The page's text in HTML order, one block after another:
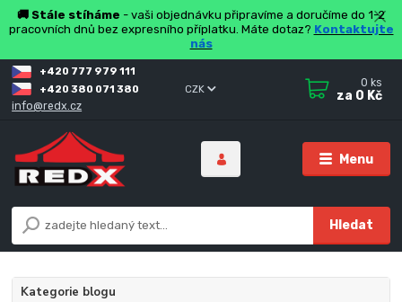
🚚 Stále stíháme - vaši objednávku připravíme a doručíme do 1-2
pracovních dnů bez expresního příplatku. Máte dotaz? Kontaktujte
nás
Menu
CZK
Hledat
+420 777 979 111
+420 380 071 380
info@redx.cz
0 ks
za 0 Kč
Kategorie blogu